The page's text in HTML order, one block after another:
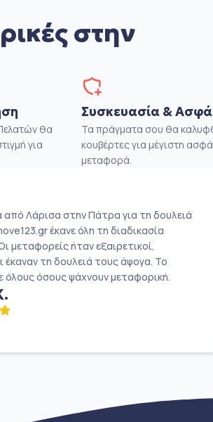
στην
θα
για
Συσκευασία &
Τα πράγματα σου θα
κουβέρτες για μέγιστη
μεταφορά.
Λάρισα στην Πάτρα για τη δουλειά
έκανε όλη τη διαδικασία
μεταφορείς ήταν εξαιρετικοί,
έκαναν τη δουλειά τους άψογα. Το
όλους όσους ψάχνουν μεταφορική.